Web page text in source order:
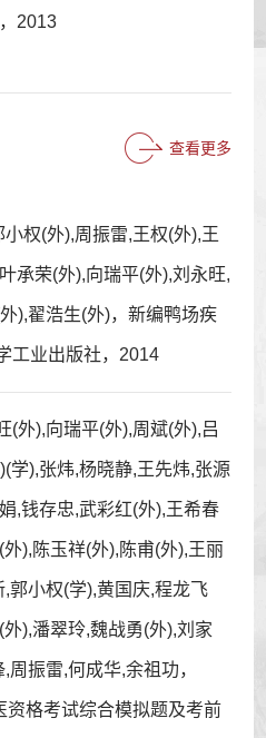
2013
查看更多
权(外),周振雷,王权(外),王
承荣(外),向瑞平(外),刘永旺,
),翟浩生(外)，新编鸭场疾
工业出版社，2014
(外),向瑞平(外),周斌(外),吕
学),张炜,杨晓静,王先炜,张源
,钱存忠,武彩红(外),王希春
),陈玉祥(外),陈甫(外),王丽
郭小权(学),黄国庆,程龙飞
),潘翠玲,魏战勇(外),刘家
周振雷,何成华,余祖功，
资格考试综合模拟题及考前